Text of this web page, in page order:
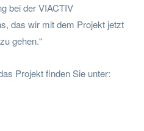
bei der VIACTIV
das wir mit dem Projekt jetzt
gehen.“
Projekt finden Sie unter: